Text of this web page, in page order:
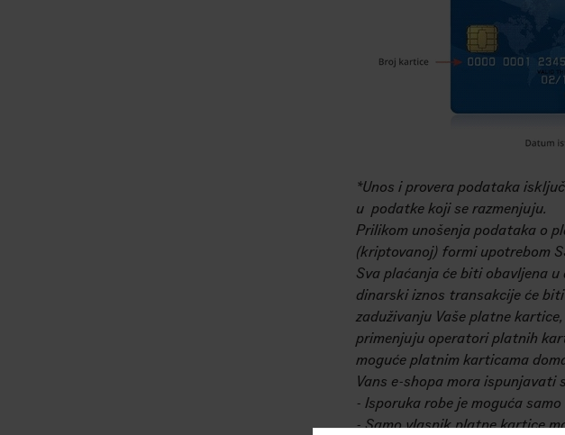
*Unos i provera podataka
u podatke koji se razmenjuju.
Prilikom unošenja podataka o
(kriptovanoj) formi upotrebom
Sva plaćanja će biti obavljena
dinarski iznos transakcije će
zaduživanju Vaše platne
primenjuju operatori platnih
moguće platnim karticama
Vans e-shopa mora ispunjavati
- Isporuka robe je moguća
- Samo vlasnik platne kartice